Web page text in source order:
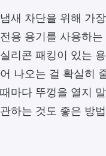
냄새 차단을 위해 가
전용 용기를 사용하
실리콘 패킹이 있는
어 나오는 걸 확실히
때마다 뚜껑을 열지
관하는 것도 좋은 방